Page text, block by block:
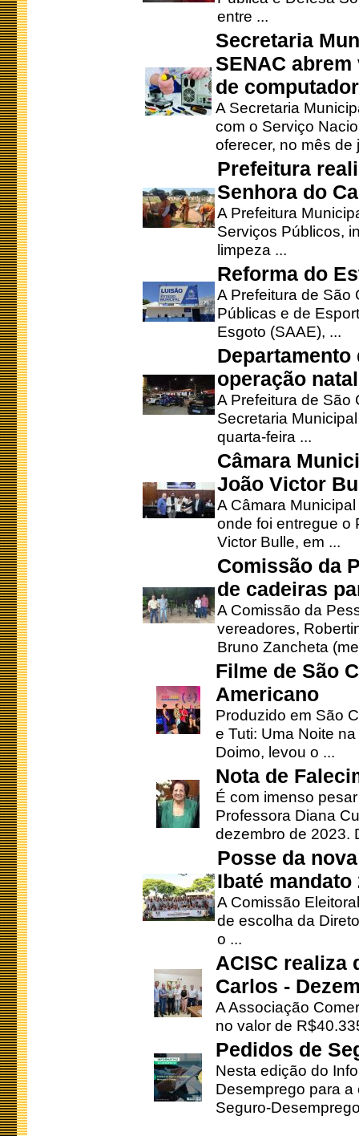
entre ...
Secretaria
SENAC
de
A Secretaria
com o Serviço
oferecer, no mês de
Prefeitura
Senhora do
A Prefeitura
Serviços Públicos,
limpeza ...
Reforma do
A Prefeitura de São
Públicas e de
Esgoto (SAAE), ...
operação
A Prefeitura de São
Secretaria
quarta-feira ...
Câmara
João Victor
A Câmara
onde foi entregue o
Victor Bulle, em ...
Comissão da
de cadeiras
A Comissão da
vereadores,
Bruno Zancheta
Filme de São
Americano
Produzido em São
e Tuti: Uma Noite
Doimo, levou o ...
Nota de
É com imenso
Professora Diana
dezembro de 2023.
Posse da
Ibaté mandato
A Comissão
de escolha da
o ...
ACISC realiza
Carlos -
A Associação
no valor de
Pedidos de
Nesta edição do
Desemprego para
Seguro-